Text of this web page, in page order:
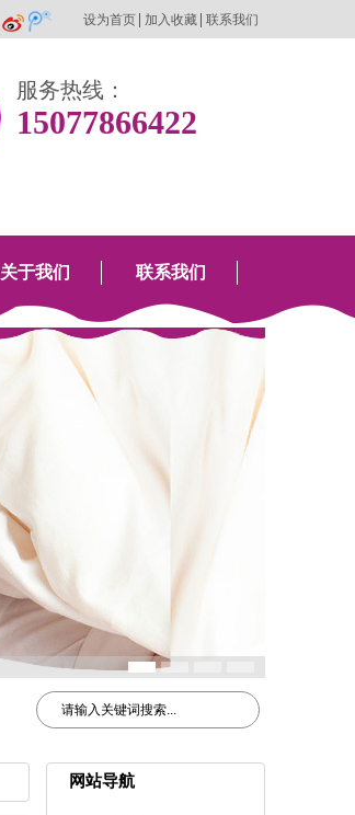
设为首页 加入收藏 联系我们
服务热线：
15077866422
关于我们 联系我们
网站导航